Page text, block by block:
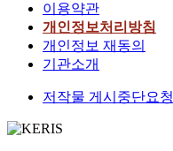
이용약관
개인정보처리방침
개인정보 재동의
기관소개
저작물 게시중단요청